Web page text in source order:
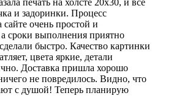
и задоринки. Процесс
очень простой и
сроки выполнения приятно
быстро. Качество картинки
цвета яркие, детали
Доставка пришла хорошо
не повредилось. Видно, что
с душой! Теперь планирую